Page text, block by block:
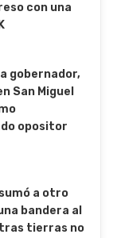
con una
gobernador,
San Miguel
opositor
a otro
bandera al
tierras no